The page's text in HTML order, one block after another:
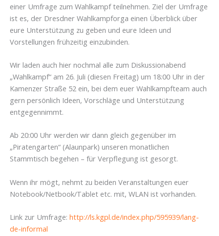
einer Umfrage zum Wahlkampf teilnehmen. Ziel der Umfrage
ist es, der Dresdner Wahlkampforga einen Überblick über
eure Unterstützung zu geben und eure Ideen und
Vorstellungen frühzeitig einzubinden.
Wir laden auch hier nochmal alle zum Diskussionabend
„Wahlkampf“ am 26. Juli (diesen Freitag) um 18:00 Uhr in der
Kamenzer Straße 52 ein, bei dem euer Wahlkampfteam auch
gern persönlich Ideen, Vorschläge und Unterstützung
entgegennimmt.
Ab 20:00 Uhr werden wir dann gleich gegenüber im
„Piratengarten“ (Alaunpark) unseren monatlichen
Stammtisch begehen – für Verpflegung ist gesorgt.
Wenn ihr mögt, nehmt zu beiden Veranstaltungen euer
Notebook/Netbook/Tablet etc. mit, WLAN ist vorhanden.
Link zur Umfrage: http://ls.kgpl.de/index.php/595939/lang-
de-informal